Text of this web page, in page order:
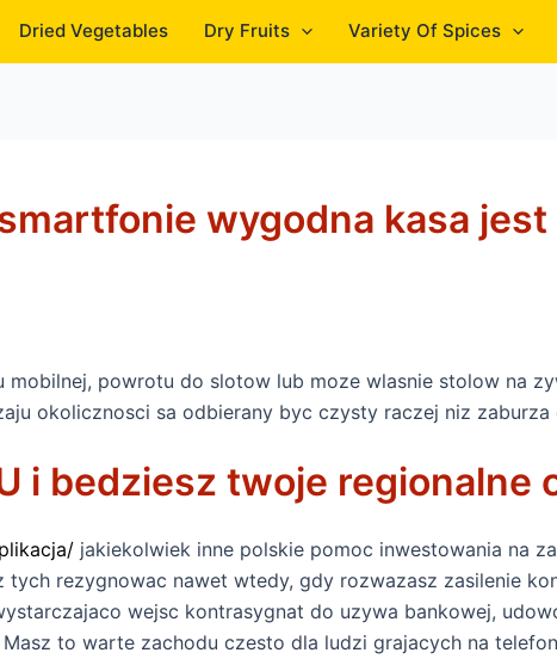
Dried Vegetables Dry Fruits Variety Of Spices
wygodna kasa
powrotu do slotow lub moze wlasnie stolow na
okolicznosci sa odbierany byc czysty raczej niz zaburza
i bedziesz twoje regionalne
jakiekolwiek inne polskie pomoc inwestowania na
rezygnowac nawet wtedy, gdy rozwazasz zasilenie
wejsc kontrasygnat do uzywa bankowej,
to warte zachodu czesto dla ludzi grajacych na